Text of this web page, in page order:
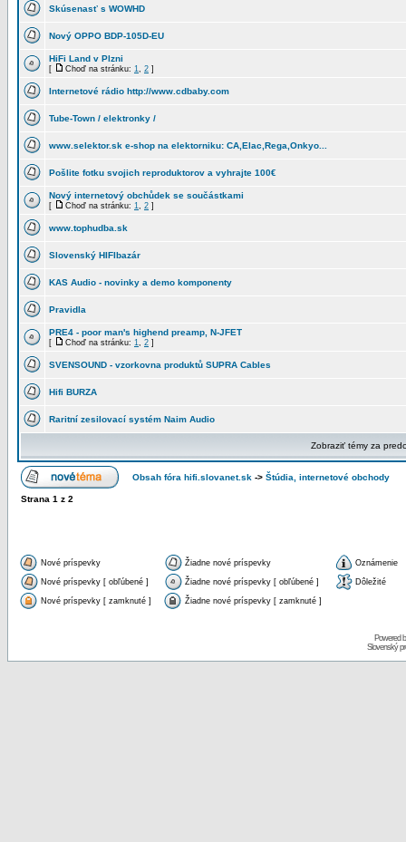
Skúsenasť s WOWHD
Nový OPPO BDP-105D-EU
HiFi Land v Plzni
[ Choď na stránku: 1, 2 ]
Internetové rádio http://www.cdbaby.com
Tube-Town / elektronky /
www.selektor.sk e-shop na elektorniku: CA,Elac,Rega,Onkyo...
Pošlite fotku svojich reproduktorov a vyhrajte 100€
Nový internetový obchůdek se součástkami
[ Choď na stránku: 1, 2 ]
www.tophudba.sk
Slovenský HIFIbazár
KAS Audio - novinky a demo komponenty
Pravidla
PRE4 - poor man's highend preamp, N-JFET
[ Choď na stránku: 1, 2 ]
SVENSOUND - vzorkovna produktů SUPRA Cables
Hifi BURZA
Raritní zesilovací systém Naim Audio
Zobraziť témy za
Obsah fóra hifi.slovanet.sk -> Štúdia, internetové obchody
Strana 1 z 2
Nové príspevky Žiadne nové príspevky Oznámenie
Nové príspevky [ obľúbené ] Žiadne nové príspevky [ obľúbené ] Dôležité
Nové príspevky [ zamknuté ] Žiadne nové príspevky [ zamknuté ]
Powered
Slovenský